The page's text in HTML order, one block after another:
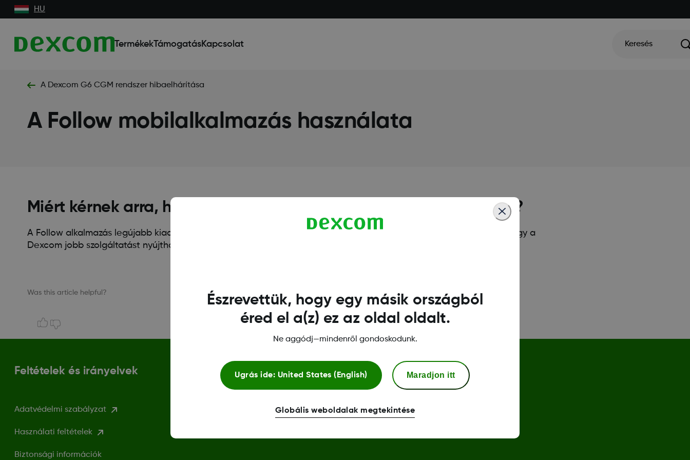
HU
TermékekTámogatásKapcsolat Keresés
A Dexcom G6 CGM rendszer hibaelhárítása
A Follow mobilalkalmazás használata
Miért kérnek arra, hogy frissítsem a Dexcom Follow alkalmazásom?
A Follow alkalmazás legújabb kiadása olyan fontos frissítéseket tartalmaz, amelyek javítják a felhasználói élményt, így a
Dexcom jobb szolgáltatást nyújthat ügyfeleinek.
Was this article helpful?
Feltételek és irányelvek
Adatvédelmi szabályzat
Használati feltételek
Biztonsági információk
További Információ
Bizalmi központ
Észrevettük, hogy egy másik országból
éred el a(z) ez az oldal oldalt.
Ne aggódj—mindenről gondoskodunk.
Ugrás ide: United States (English) Maradjon itt
Globális weboldalak megtekintése